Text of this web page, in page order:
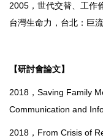
2005，世代交替、工作
台灣生命力，台北：巨流
【研討會論文】
2018，Saving Family
Communication and
2018，From Crisis of